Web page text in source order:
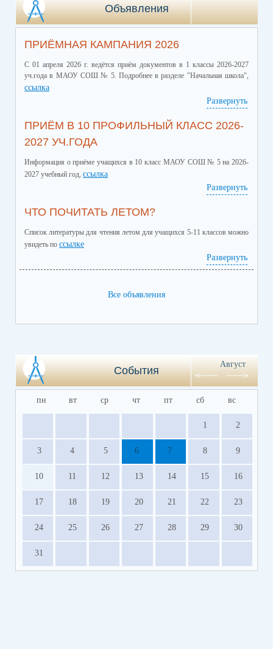
Объявления
ПРИЁМНАЯ КАМПАНИЯ 2026
С 01 апреля 2026 г. ведётся приём документов в 1 классы 2026-2027
уч.года в МАОУ СОШ № 5. Подробнее в разделе "Начальная школа",
ссылка
Развернуть
ПРИЁМ В 10 ПРОФИЛЬНЫЙ КЛАСС 2026-
2027 УЧ.ГОДА
Информация о приёме учащихся в 10 класс МАОУ СОШ № 5 на 2026-
2027 учебный год, ссылка
Развернуть
ЧТО ПОЧИТАТЬ ЛЕТОМ?
Список литературы для чтения летом для учащихся 5-11 классов можно
увидеть по ссылке
Развернуть
Все объявления
События
Август
пн вт ср чт пт сб вс
1 2
3 4 5 6 7 8 9
10 11 12 13 14 15 16
17 18 19 20 21 22 23
24 25 26 27 28 29 30
31